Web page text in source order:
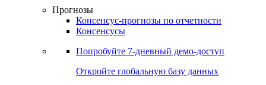
Прогнозы
Консенсус-прогнозы по отчетности
Консенсусы
Попробуйте 7-дневный демо-доступ
Откройте глобальную базу данных